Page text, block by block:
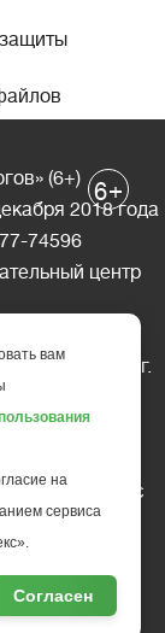
(6+)
2018 года
74596
центр
Карелия, г.
офис 211
10-45
только c
центр
"Мой
6+
вам
на
сервиса
Согласен